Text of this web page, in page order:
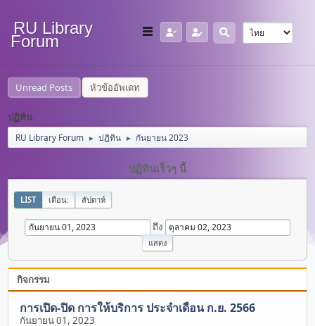
RU Library
Forum
Unread Posts หัวข้ออัพเดท
ปฏิทิน
RU Library Forum ► ปฏิทิน ► กันยายน 2023
ปฏิทินเร็วๆ นี้
LIST เดือน: สัปดาห์
ถึง
กิจกรรม
การเปิด-ปิด การให้บริการ ประจำเดือน ก.ย. 2566
กันยายน 01, 2023